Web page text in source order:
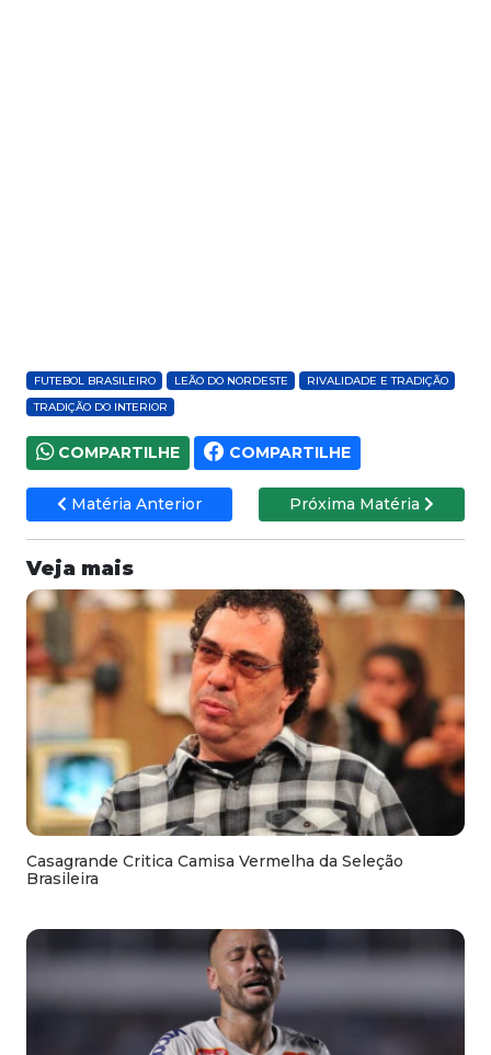
FUTEBOL BRASILEIRO LEÃO DO NORDESTE
RIVALIDADE E TRADIÇÃO
TRADIÇÃO DO INTERIOR
COMPARTILHE COMPARTILHE
Matéria Anterior Próxima Matéria
Veja mais
Casagrande Critica Camisa Vermelha da Seleção
Brasileira